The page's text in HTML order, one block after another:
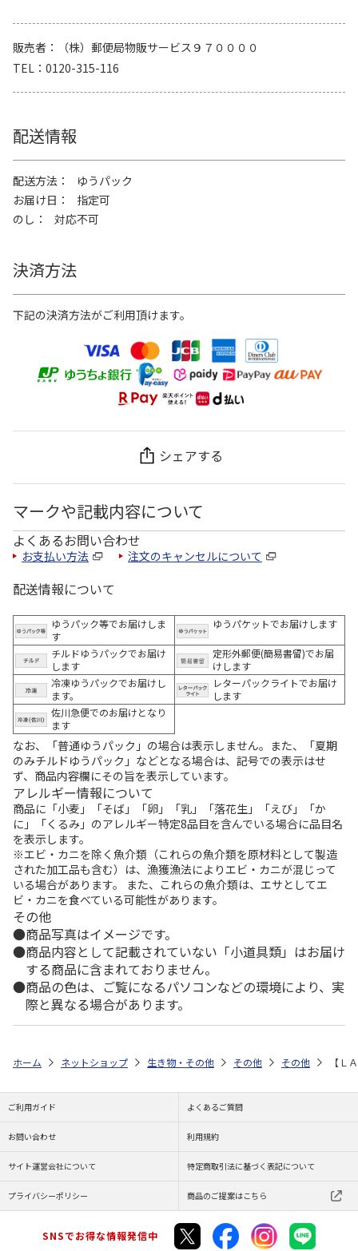
販売者
（株）郵便局物販サービス９７００００
TEL
0120-315-116
配送情報
配送方法
ゆうパック
お届け日
指定可
のし
対応不可
決済方法
下記の決済方法がご利用頂けます。
シェアする
マークや記載内容について
よくあるお問い合わせ
お支払い方法 注文のキャンセルについて
配送情報について
ゆうパック等でお届けしま
す
ゆうパケットでお届けします
チルドゆうパックでお届け
します
定形外郵便(簡易書留)でお届
けします
冷凍ゆうパックでお届けし
ます。
レターパックライトでお届け
します
佐川急便でのお届けとなり
ます
なお、「普通ゆうパック」の場合は表示しません。また、「夏期
のみチルドゆうパック」などとなる場合は、記号での表示はせ
ず、商品内容欄にその旨を表示しています。
アレルギー情報について
商品に「小麦」「そば」「卵」「乳」「落花生」「えび」「か
に」「くるみ」のアレルギー特定8品目を含んでいる場合に品目名
を表示します。
※エビ・カニを除く魚介類（これらの魚介類を原材料として製造
された加工品も含む）は、漁獲漁法によりエビ・カニが混じって
いる場合があります。 また、これらの魚介類は、エサとしてエ
ビ・カニを食べている可能性があります。
その他
商品写真はイメージです。
商品内容として記載されていない「小道具類」はお届け
する商品に含まれておりません。
商品の色は、ご覧になるパソコンなどの環境により、実
際と異なる場合があります。
ホーム ネットショップ 生き物・その他 その他 その他 【Ｌ
ご利用ガイド よくあるご質問
お問い合わせ 利用規約
サイト運営会社について 特定商取引法に基づく表記について
プライバシーポリシー 商品のご提案はこちら
SNSでお得な情報発信中